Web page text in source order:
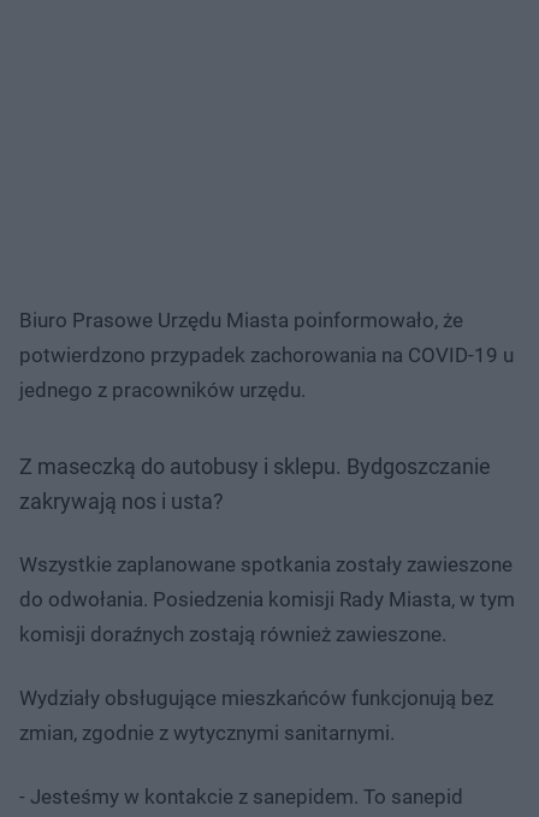
Biuro Prasowe Urzędu Miasta poinformowało, że
potwierdzono przypadek zachorowania na COVID-19 u
jednego z pracowników urzędu.
Z maseczką do autobusy i sklepu. Bydgoszczanie
zakrywają nos i usta?
Wszystkie zaplanowane spotkania zostały zawieszone
do odwołania. Posiedzenia komisji Rady Miasta, w tym
komisji doraźnych zostają również zawieszone.
Wydziały obsługujące mieszkańców funkcjonują bez
zmian, zgodnie z wytycznymi sanitarnymi.
- Jesteśmy w kontakcie z sanepidem. To sanepid